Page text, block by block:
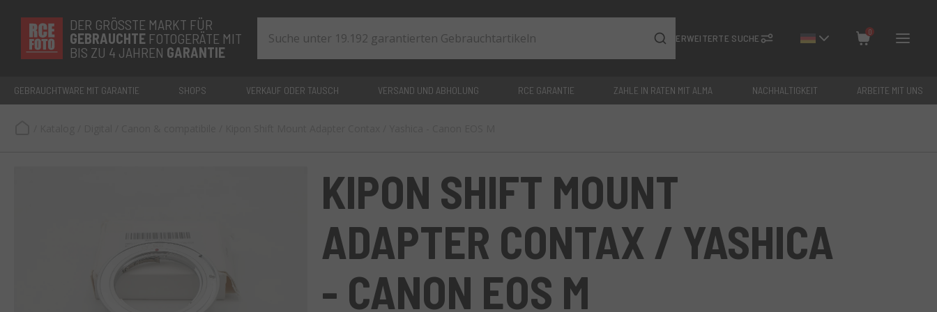
DER GRÖSSTE MARKT FÜR
GEBRAUCHTE FOTOGERÄTE MIT
BIS ZU 4 JAHREN GARANTIE
ERWEITERTE SUCHE
0
Schließen
GEBRAUCHTWARE MIT GARANTIE SHOPS VERKAUF ODER TAUSCH VERSAND UND ABHOLUNG RCE GARANTIE ZAHLE IN RATEN MIT ALMA NACHHALTIGKEIT ARBEITE MIT UNS
KIPON SHIFT MOUNT
ADAPTER CONTAX / YASHICA
- CANON EOS M